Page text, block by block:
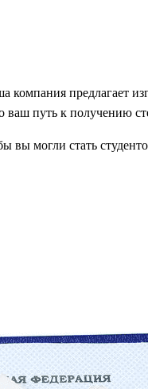
предлагает
ваш путь к получению
могли стать